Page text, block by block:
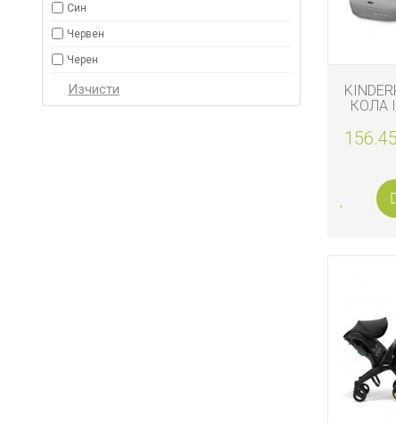
Син
Червен
Черен
КОЛА